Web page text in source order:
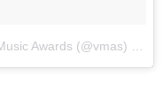
Awards (@vmas)